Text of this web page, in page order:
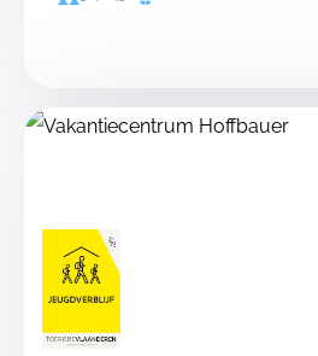
zelfkook. Het jeugdverblijf heeft
We bieden zelf een aantal